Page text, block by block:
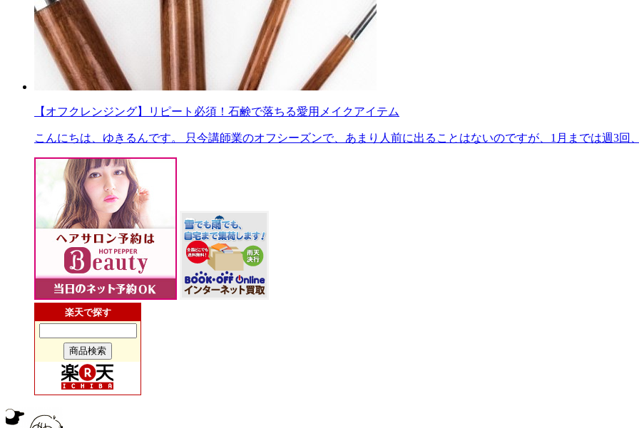
【オフクレンジング】リピート必須！石鹸で落ちる愛用メイクアイテム
こんにちは、ゆきるんです。 只今講師業のオフシーズンで、あまり人前に出ることはないのですが、1月までは週3
楽天で探す